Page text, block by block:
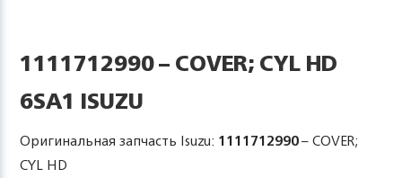
1111712990 – COVER; CYL HD
6SA1 ISUZU
Оригинальная запчасть Isuzu: 1111712990– COVER;
CYL HD